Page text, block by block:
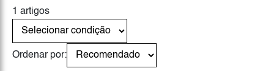
1 artigos
Ordenar por: